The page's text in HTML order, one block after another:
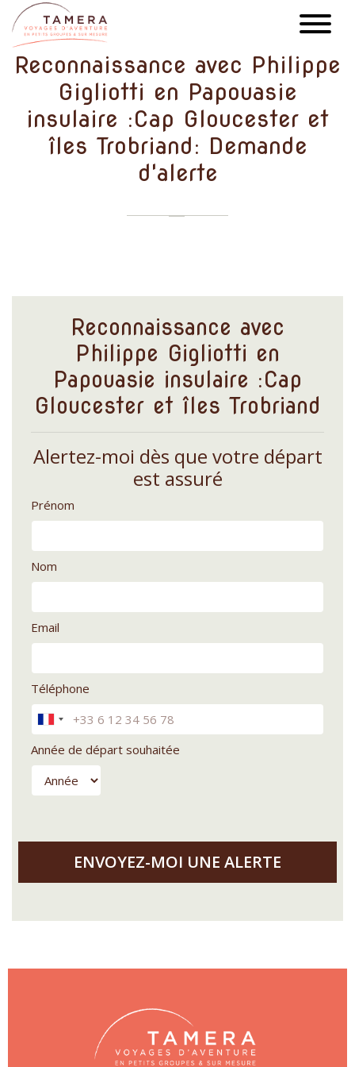
Aller
au
contenu
principal
Reconnaissance avec Philippe
Gigliotti en Papouasie
insulaire :Cap Gloucester et
îles Trobriand: Demande
d'alerte
Reconnaissance avec
Philippe Gigliotti en
Papouasie insulaire :Cap
Gloucester et îles Trobriand
Alertez-moi dès que votre départ
est assuré
Prénom
Nom
Email
Téléphone
Année de départ souhaitée
Année de départ souhaitée : Année
ENVOYEZ-MOI UNE ALERTE